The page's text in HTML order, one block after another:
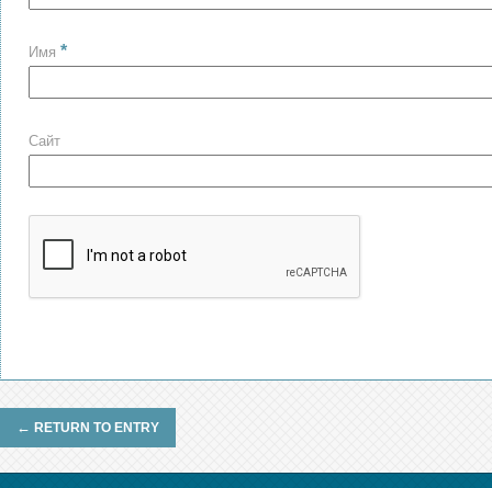
Имя *
Сайт
← RETURN TO ENTRY